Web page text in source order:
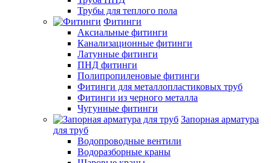
Трубы для теплого пола
Фитинги
Аксиальные фитинги
Канализационные фитинги
Латунные фитинги
ПНД фитинги
Полипропиленовые фитинги
Фитинги для металлопластиковых труб
Фитинги из черного металла
Чугунные фитинги
Запорная арматура
для труб
Водопроводные вентили
Водоразборные краны